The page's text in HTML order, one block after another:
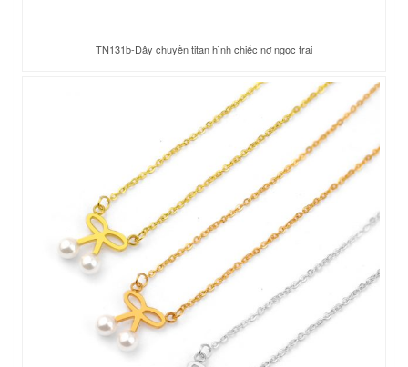
TN131b-Dây chuyền titan hình chiếc nơ ngọc trai